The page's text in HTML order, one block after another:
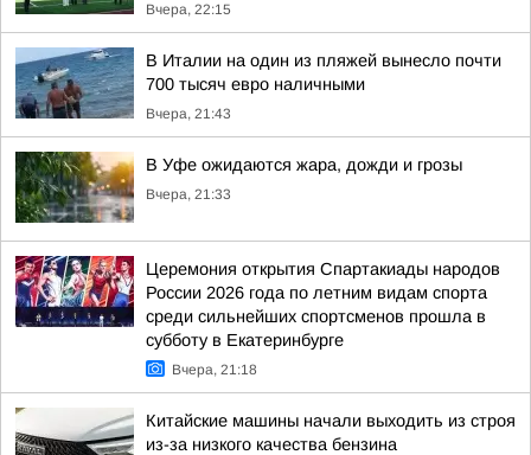
Вчера, 22:15
В Италии на один из пляжей вынесло почти
700 тысяч евро наличными
Вчера, 21:43
В Уфе ожидаются жара, дожди и грозы
Вчера, 21:33
Церемония открытия Спартакиады народов
России 2026 года по летним видам спорта
среди сильнейших спортсменов прошла в
субботу в Екатеринбурге
Вчера, 21:18
Китайские машины начали выходить из строя
из-за низкого качества бензина